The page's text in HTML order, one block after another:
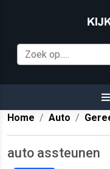
Home
Auto
auto assteunen